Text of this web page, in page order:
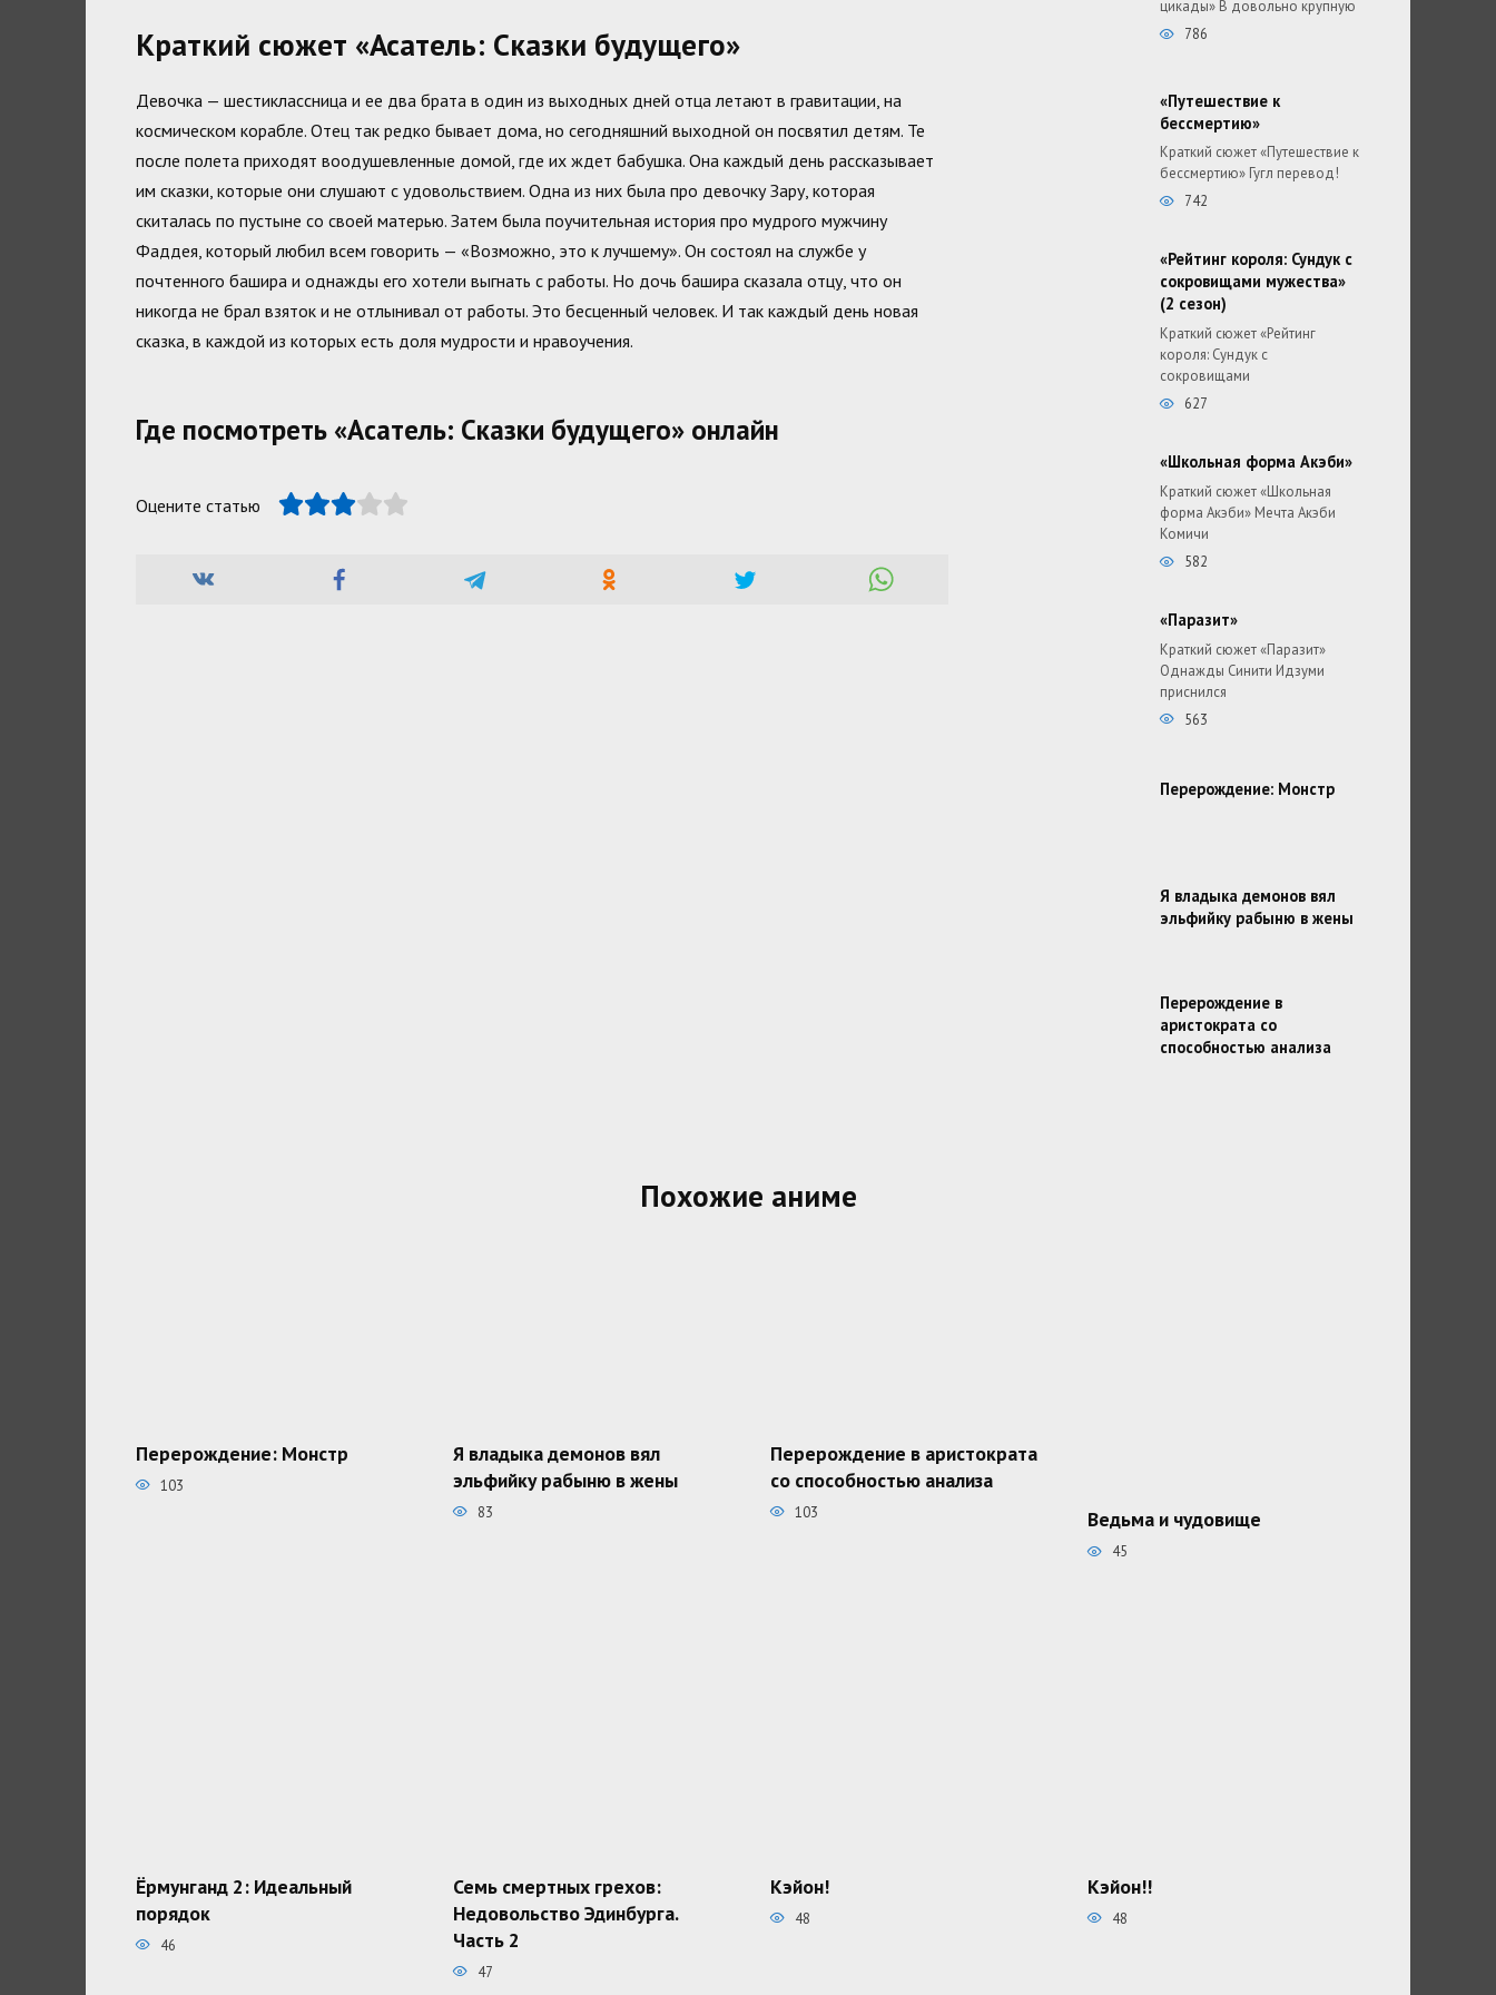
Краткий сюжет «Асатель: Сказки будущего»
Девочка — шестиклассница и ее два брата в один из выходных дней отца летают в гравитации, на
космическом корабле. Отец так редко бывает дома, но сегодняшний выходной он посвятил детям. Те
после полета приходят воодушевленные домой, где их ждет бабушка. Она каждый день рассказывает
им сказки, которые они слушают с удовольствием. Одна из них была про девочку Зару, которая
скиталась по пустыне со своей матерью. Затем была поучительная история про мудрого мужчину
Фаддея, который любил всем говорить — «Возможно, это к лучшему». Он состоял на службе у
почтенного башира и однажды его хотели выгнать с работы. Но дочь башира сказала отцу, что он
никогда не брал взяток и не отлынивал от работы. Это бесценный человек. И так каждый день новая
сказка, в каждой из которых есть доля мудрости и нравоучения.
Где посмотреть «Асатель: Сказки будущего» онлайн
Оцените статью
цикады» В довольно крупную
786
«Путешествие к
бессмертию»
Краткий сюжет «Путешествие к
бессмертию» Гугл перевод!
742
«Рейтинг короля: Сундук с
сокровищами мужества»
(2 сезон)
Краткий сюжет «Рейтинг
короля: Сундук с
сокровищами
627
«Школьная форма Акэби»
Краткий сюжет «Школьная
форма Акэби» Мечта Акэби
Комичи
582
«Паразит»
Краткий сюжет «Паразит»
Однажды Синити Идзуми
приснился
563
Перерождение: Монстр
Я владыка демонов вял
эльфийку рабыню в жены
Перерождение в
аристократа со
способностью анализа
Похожие аниме
Перерождение: Монстр
103
Я владыка демонов вял
эльфийку рабыню в жены
83
Перерождение в аристократа
со способностью анализа
103 Ведьма и чудовище
45
Ёрмунганд 2: Идеальный
порядок
46
Семь смертных грехов:
Недовольство Эдинбурга.
Часть 2
47
Кэйон!
48
Кэйон!!
48